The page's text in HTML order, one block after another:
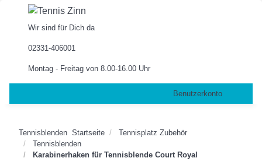
Wir sind für Dich da
02331-406001
Montag - Freitag von 8.00-16.00 Uhr
Benutzerkonto
Tennisblenden Startseite
Tennisplatz Zubehör
Tennisblenden
Karabinerhaken für Tennisblende Court Royal